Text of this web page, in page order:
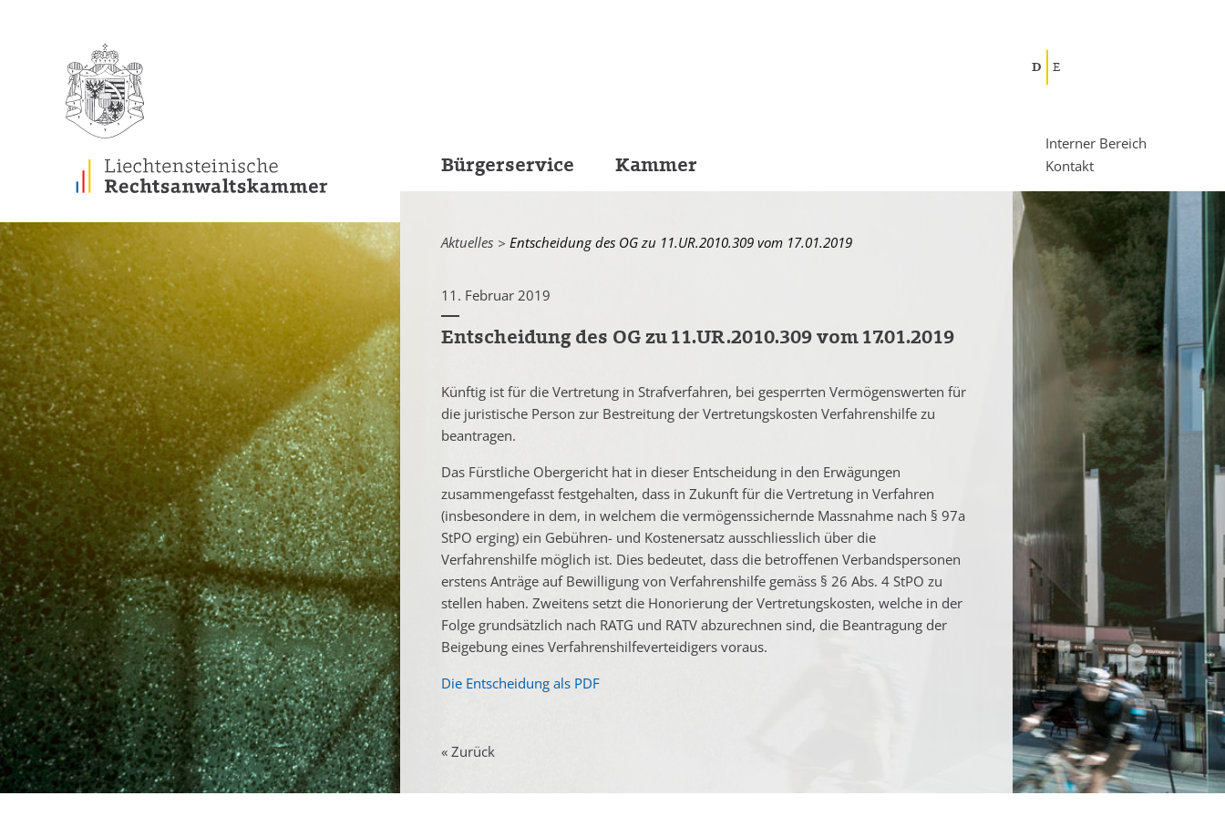
D E
Interner Bereich
Kontakt
Bürgerservice Kammer
Aktuelles Current:
Entscheidung des OG zu 11.UR.2010.309 vom 17.01.2019
11. Februar 2019
Entscheidung des OG zu 11.UR.2010.309 vom 17.01.2019
Künftig ist für die Vertretung in Strafverfahren, bei gesperrten Vermögenswerten für
die juristische Person zur Bestreitung der Vertretungskosten Verfahrenshilfe zu
beantragen.
Das Fürstliche Obergericht hat in dieser Entscheidung in den Erwägungen
zusammengefasst festgehalten, dass in Zukunft für die Vertretung in Verfahren
(insbesondere in dem, in welchem die vermögenssichernde Massnahme nach § 97a
StPO erging) ein Gebühren- und Kostenersatz ausschliesslich über die
Verfahrenshilfe möglich ist. Dies bedeutet, dass die betroffenen Verbandspersonen
erstens Anträge auf Bewilligung von Verfahrenshilfe gemäss § 26 Abs. 4 StPO zu
stellen haben. Zweitens setzt die Honorierung der Vertretungskosten, welche in der
Folge grundsätzlich nach RATG und RATV abzurechnen sind, die Beantragung der
Beigebung eines Verfahrenshilfeverteidigers voraus.
Die Entscheidung als PDF
« Zurück